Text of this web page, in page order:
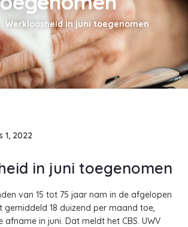
Werkloosheid in juni toegenomen
1, 2022
in juni toegenomen
van 15 tot 75 jaar nam in de afgelopen
gemiddeld 18 duizend per maand toe,
afname in juni. Dat meldt het CBS. UWV